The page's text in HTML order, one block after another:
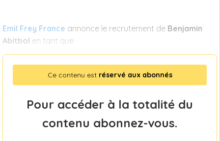
Emil Frey France annonce le recrutement de Benjamin
Abitbol en tant que
Ce contenu est réservé aux abonnés
Pour accéder à la totalité du
contenu abonnez-vous.